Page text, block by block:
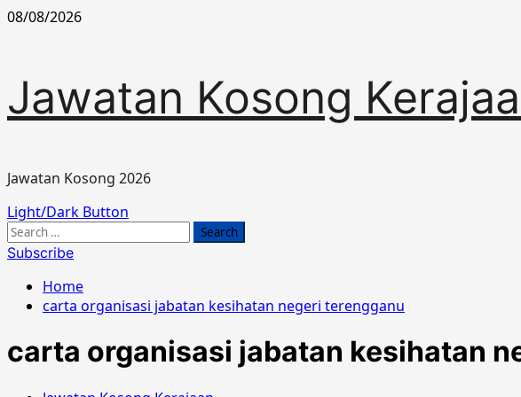
Skip
08/08/2026
Jawatan Kosong
Jawatan Kosong 2026
Primary
Menu
Light/Dark Button
Search
for:
Subscribe
Home
carta organisasi jabatan kesihatan negeri terengganu
carta organisasi jabatan kesihatan